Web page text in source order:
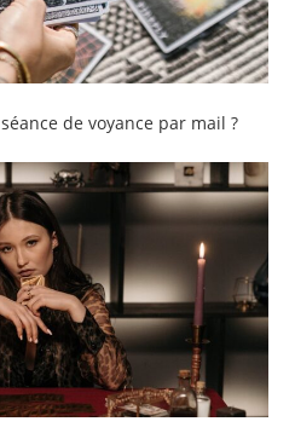
de voyance par mail ?